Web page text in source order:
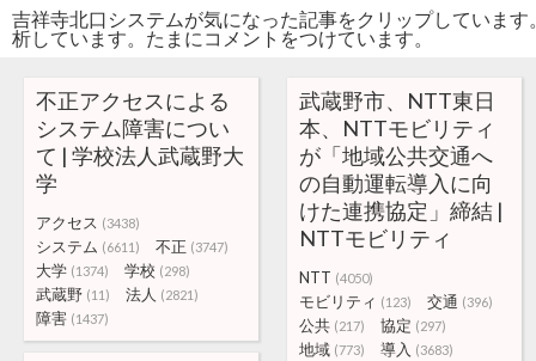
吉祥寺北口システムが気になった記事をクリップしていま
析しています。たまにコメントをつけています。
不正アクセスによる
システム障害につい
て | 学校法人武蔵野大
学
アクセス (3438)
システム (6611) 不正 (3747)
大学 (1374) 学校 (298)
武蔵野 (11) 法人 (2821)
障害 (1437)
武蔵野市、NTT東日
本、NTTモビリティ
が「地域公共交通へ
の自動運転導入に向
けた連携協定」締結 |
NTTモビリティ
NTT (4050)
モビリティ (123) 交通 (396)
公共 (217) 協定 (297)
地域 (773) 導入 (3683)